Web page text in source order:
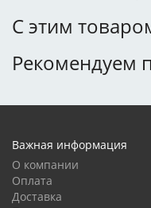
С этим
Рекомендуем
Важная информация
О компании
Оплата
Доставка